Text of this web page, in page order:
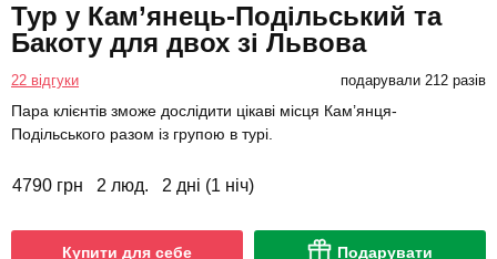
Тур у Кам’янець-Подільський та
Бакоту для двох зі Львова
22 відгуки подарували 212 разів
Пара клієнтів зможе дослідити цікаві місця Кам’янця-
Подільського разом із групою в турі.
4790 грн 2 люд. 2 дні (1 ніч)
Купити для себе Подарувати